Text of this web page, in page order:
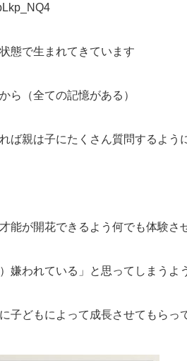
態で生まれてきています
ら（全ての記憶がある）
ば親は子にたくさん質問するよう
能が開花できるよう何でも体験さ
嫌われている」と思ってしまうよ
子どもによって成長させてもらっ